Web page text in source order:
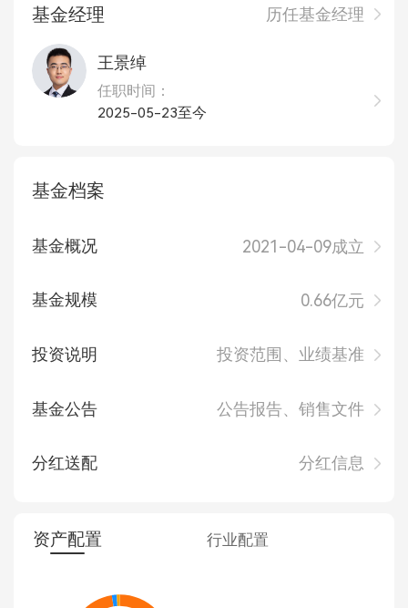
基金经理 历任基金经理
王景绰
任职时间：
2025-05-23至今
基金档案
基金概况 2021-04-09成立
基金规模 0.66亿元
投资说明 投资范围、业绩基准
基金公告 公告报告、销售文件
分红送配 分红信息
资产配置 行业配置